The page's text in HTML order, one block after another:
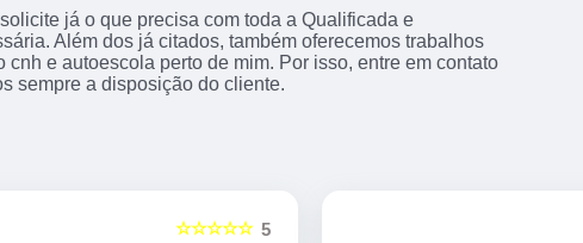
já o que precisa com toda a Qualificada e
Além dos já citados, também oferecemos trabalhos
cnh e autoescola perto de mim. Por isso, entre em contato
sempre a disposição do cliente.
5
☆☆☆☆☆